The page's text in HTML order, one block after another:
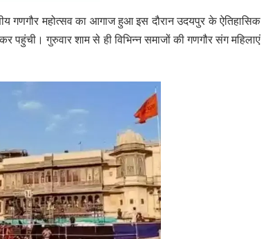
गणगौर महोत्सव का आगाज हुआ इस दौरान उदयपुर के ऐतिहासिक
गुरुवार शाम से ही विभिन्न समाजों की गणगौर संग महिलाएं